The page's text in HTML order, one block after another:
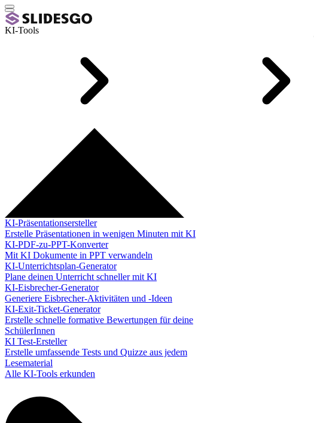
KI-Tools
KI-Präsentationsersteller
Erstelle Präsentationen in wenigen Minuten mit KI
KI-PDF-zu-PPT-Konverter
Mit KI Dokumente in PPT verwandeln
KI-Unterrichtsplan-Generator
Plane deinen Unterricht schneller mit KI
KI-Eisbrecher-Generator
Generiere Eisbrecher-Aktivitäten und -Ideen
KI-Exit-Ticket-Generator
Erstelle schnelle formative Bewertungen für deine
SchülerInnen
KI Test-Ersteller
Erstelle umfassende Tests und Quizze aus jedem
Lesematerial
Alle KI-Tools erkunden